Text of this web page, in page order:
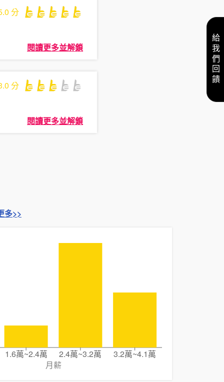
分
閱讀更多並解鎖
分
閱讀更多並解鎖
多>>
1.6萬~2.4萬 2.4萬~3.2萬
3.2萬~4.1萬
月薪
給我們回饋